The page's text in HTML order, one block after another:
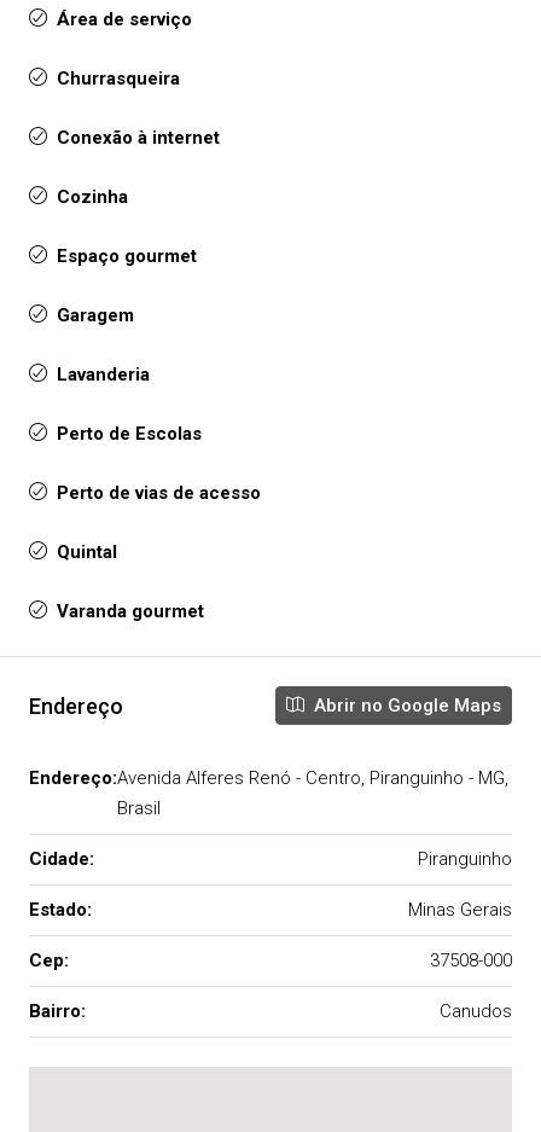
Área de serviço
Churrasqueira
Conexão à internet
Cozinha
Espaço gourmet
Garagem
Lavanderia
Perto de Escolas
Perto de vias de acesso
Quintal
Varanda gourmet
Endereço Abrir no Google Maps
Endereço:Avenida Alferes Renó - Centro, Piranguinho - MG,
Brasil
Cidade: Piranguinho
Estado: Minas Gerais
Cep: 37508-000
Bairro: Canudos